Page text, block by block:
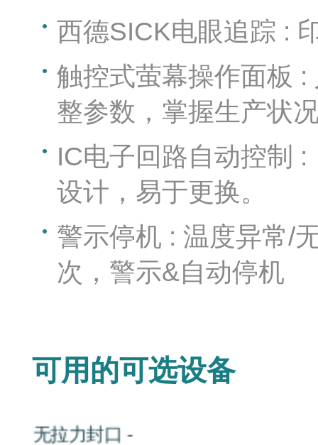
西德SICK电眼追踪 :
触控式萤幕操作面板
整参数，掌握生产状
IC电子回路自动控制
设计，易于更换。
警示停机 : 温度异常/
次，警示&自动停机
可用的可选设备
无拉力封口 -